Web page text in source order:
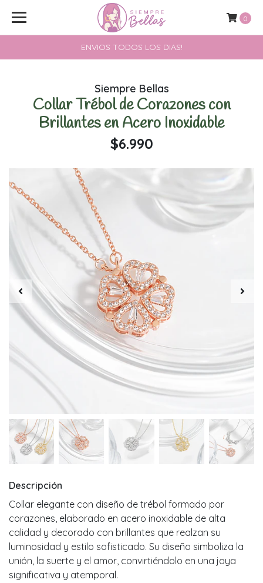
ENVIOS TODOS LOS DIAS!
0
Siempre Bellas
Collar Trébol de Corazones con
Brillantes en Acero Inoxidable
$6.990
Descripción
Collar elegante con diseño de trébol formado por
corazones, elaborado en acero inoxidable de alta
calidad y decorado con brillantes que realzan su
luminosidad y estilo sofisticado. Su diseño simboliza la
unión, la suerte y el amor, convirtiéndolo en una joya
significativa y atemporal.